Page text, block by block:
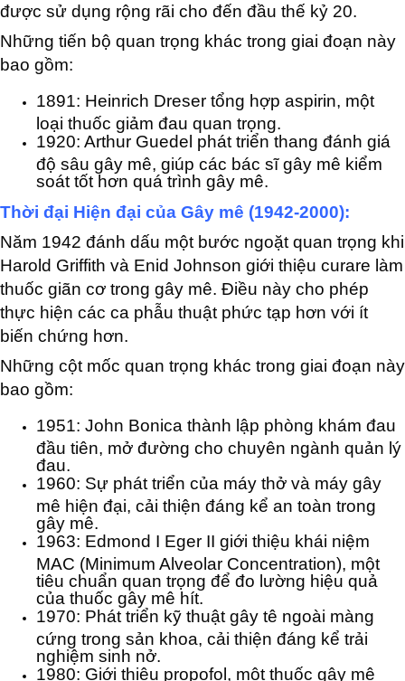
được sử dụng rộng rãi cho đến đầu thế kỷ 20.
Những tiến bộ quan trọng khác trong giai đoạn này
bao gồm:
1891: Heinrich Dreser tổng hợp aspirin, một
loại thuốc giảm đau quan trọng.
1920: Arthur Guedel phát triển thang đánh giá
độ sâu gây mê, giúp các bác sĩ gây mê kiểm
soát tốt hơn quá trình gây mê.
Thời đại Hiện đại của Gây mê (1942-2000):
Năm 1942 đánh dấu một bước ngoặt quan trọng khi
Harold Griffith và Enid Johnson giới thiệu curare làm
thuốc giãn cơ trong gây mê. Điều này cho phép
thực hiện các ca phẫu thuật phức tạp hơn với ít
biến chứng hơn.
Những cột mốc quan trọng khác trong giai đoạn này
bao gồm:
1951: John Bonica thành lập phòng khám đau
đầu tiên, mở đường cho chuyên ngành quản lý
đau.
1960: Sự phát triển của máy thở và máy gây
mê hiện đại, cải thiện đáng kể an toàn trong
gây mê.
1963: Edmond I Eger II giới thiệu khái niệm
MAC (Minimum Alveolar Concentration), một
tiêu chuẩn quan trọng để đo lường hiệu quả
của thuốc gây mê hít.
1970: Phát triển kỹ thuật gây tê ngoài màng
cứng trong sản khoa, cải thiện đáng kể trải
nghiệm sinh nở.
1980: Giới thiệu propofol, một thuốc gây mê